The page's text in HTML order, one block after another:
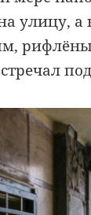
улицу, а